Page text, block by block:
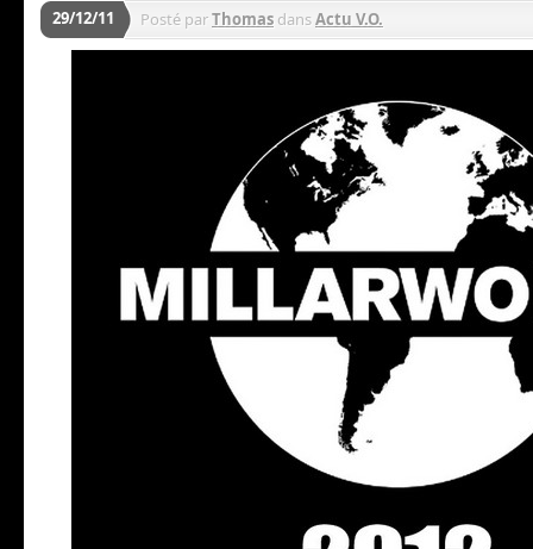
29/12/11 Posté parThomas dansActu V.O.